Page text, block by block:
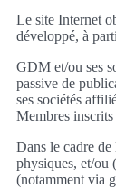
Le site Internet
développé, à
GDM et/ou ses
passive de
ses sociétés
Membres
Dans le cadre
physiques, et/ou
(notamment via